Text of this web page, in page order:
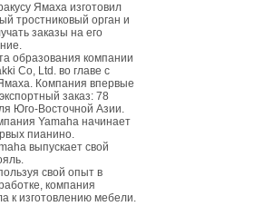
Ямаха изготовил
тростниковый орган и
заказы на его
образования компании
Co, Ltd. во главе с
Компания впервые
заказ: 78
Юго-Восточной Азии.
Yamaha начинает
пианино.
выпускает свой
свой опыт в
компания
к изготовлению мебели.